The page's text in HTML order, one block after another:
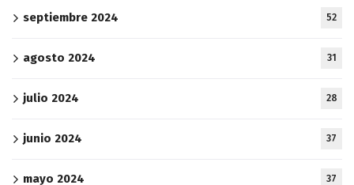
septiembre 2024 52
agosto 2024 31
julio 2024 28
junio 2024 37
mayo 2024 37